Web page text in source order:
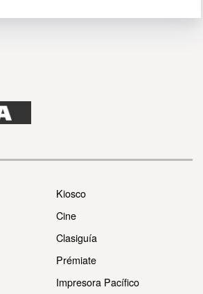
Kiosco
Cine
Clasiguía
Prémiate
Impresora Pacífico